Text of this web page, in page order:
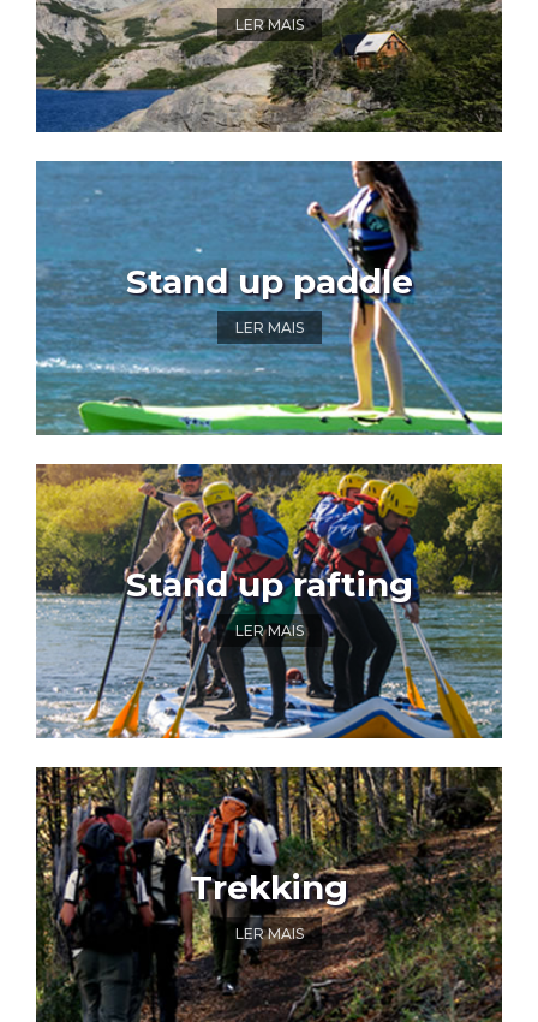
LER MAIS
Stand up paddle
LER MAIS
Stand up rafting
LER MAIS
Trekking
LER MAIS